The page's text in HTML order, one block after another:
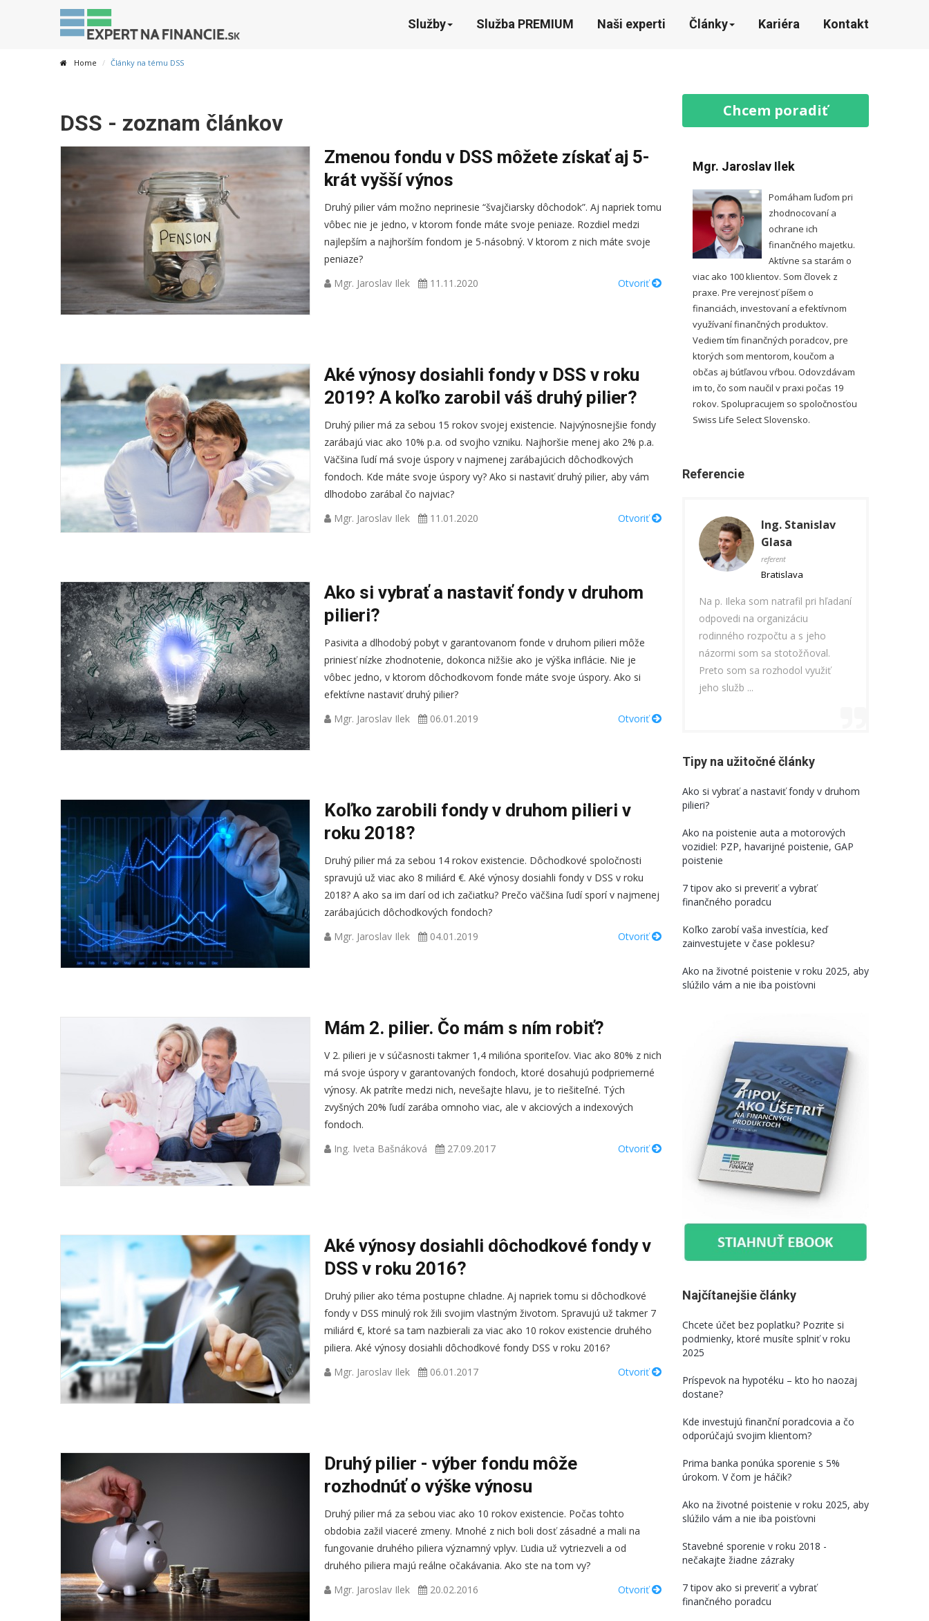
Služby Služba PREMIUM Naši experti Články Kariéra Kontakt
Home Články na tému DSS
DSS - zoznam článkov
Zmenou fondu v DSS môžete získať aj 5-
krát vyšší výnos
Druhý pilier vám možno neprinesie “švajčiarsky dôchodok”. Aj napriek tomu
vôbec nie je jedno, v ktorom fonde máte svoje peniaze. Rozdiel medzi
najlepším a najhorším fondom je 5-násobný. V ktorom z nich máte svoje
peniaze?
Mgr. Jaroslav Ilek
11.11.2020 Otvoriť
Aké výnosy dosiahli fondy v DSS v roku
2019? A koľko zarobil váš druhý pilier?
Druhý pilier má za sebou 15 rokov svojej existencie. Najvýnosnejšie fondy
zarábajú viac ako 10% p.a. od svojho vzniku. Najhoršie menej ako 2% p.a.
Väčšina ľudí má svoje úspory v najmenej zarábajúcich dôchodkových
fondoch. Kde máte svoje úspory vy? Ako si nastaviť druhý pilier, aby vám
dlhodobo zarábal čo najviac?
Mgr. Jaroslav Ilek
11.01.2020 Otvoriť
Ako si vybrať a nastaviť fondy v druhom
pilieri?
Pasivita a dlhodobý pobyt v garantovanom fonde v druhom pilieri môže
priniesť nízke zhodnotenie, dokonca nižšie ako je výška inflácie. Nie je
vôbec jedno, v ktorom dôchodkovom fonde máte svoje úspory. Ako si
efektívne nastaviť druhý pilier?
Mgr. Jaroslav Ilek
06.01.2019 Otvoriť
Koľko zarobili fondy v druhom pilieri v
roku 2018?
Druhý pilier má za sebou 14 rokov existencie. Dôchodkové spoločnosti
spravujú už viac ako 8 miliárd €. Aké výnosy dosiahli fondy v DSS v roku
2018? A ako sa im darí od ich začiatku? Prečo väčšina ľudí sporí v najmenej
zarábajúcich dôchodkových fondoch?
Mgr. Jaroslav Ilek
04.01.2019 Otvoriť
Mám 2. pilier. Čo mám s ním robiť?
V 2. pilieri je v súčasnosti takmer 1,4 milióna sporiteľov. Viac ako 80% z nich
má svoje úspory v garantovaných fondoch, ktoré dosahujú podpriemerné
výnosy. Ak patríte medzi nich, nevešajte hlavu, je to riešiteľné. Tých
zvyšných 20% ľudí zarába omnoho viac, ale v akciových a indexových
fondoch.
Ing. Iveta Bašnáková
27.09.2017 Otvoriť
Aké výnosy dosiahli dôchodkové fondy v
DSS v roku 2016?
Druhý pilier ako téma postupne chladne. Aj napriek tomu si dôchodkové
fondy v DSS minulý rok žili svojim vlastným životom. Spravujú už takmer 7
miliárd €, ktoré sa tam nazbierali za viac ako 10 rokov existencie druhého
piliera. Aké výnosy dosiahli dôchodkové fondy DSS v roku 2016?
Mgr. Jaroslav Ilek
06.01.2017 Otvoriť
Druhý pilier - výber fondu môže
rozhodnúť o výške výnosu
Druhý pilier má za sebou viac ako 10 rokov existencie. Počas tohto
obdobia zažil viaceré zmeny. Mnohé z nich boli dosť zásadné a mali na
fungovanie druhého piliera významný vplyv. Ľudia už vytriezveli a od
druhého piliera majú reálne očakávania. Ako ste na tom vy?
Mgr. Jaroslav Ilek
20.02.2016 Otvoriť
Chcem poradiť
Mgr. Jaroslav Ilek
Pomáham ľuďom pri
zhodnocovaní a
ochrane ich
finančného majetku.
Aktívne sa starám o
viac ako 100 klientov. Som človek z
praxe. Pre verejnosť píšem o
financiách, investovaní a efektívnom
využívaní finančných produktov.
Vediem tím finančných poradcov, pre
ktorých som mentorom, koučom a
občas aj bútľavou vŕbou. Odovzdávam
im to, čo som naučil v praxi počas 19
rokov. Spolupracujem so spoločnosťou
Swiss Life Select Slovensko.
Referencie
Ing. Stanislav
Na p. Ileka som natrafil pri hľadaní
rodinného rozpočtu a s jeho
názormi som sa stotožňoval.
Preto som sa rozhodol využiť
jeho služb ...
Ing. Marek
Filčák
revízny elektrikár
Košice
Potreboval som prehodnotiť
svoje doterajšie poistenia,
sporenia, rozloženie financií
doterajšie svoje rozhodnutia v
ekonomickej oblasti.
V časti som sa utv ...
Tipy na užitočné články
Ako si vybrať a nastaviť fondy v druhom
pilieri?
Ako na poistenie auta a motorových
vozidiel: PZP, havarijné poistenie, GAP
poistenie
7 tipov ako si preveriť a vybrať
finančného poradcu
Koľko zarobí vaša investícia, keď
zainvestujete v čase poklesu?
Ako na životné poistenie v roku 2025, aby
slúžilo vám a nie iba poisťovni
Najčítanejšie články
Chcete účet bez poplatku? Pozrite si
podmienky, ktoré musíte splniť v roku
2025
Príspevok na hypotéku – kto ho naozaj
dostane?
Kde investujú finanční poradcovia a čo
odporúčajú svojim klientom?
Prima banka ponúka sporenie s 5%
úrokom. V čom je háčik?
Ako na životné poistenie v roku 2025, aby
slúžilo vám a nie iba poisťovni
Stavebné sporenie v roku 2018 -
nečakajte žiadne zázraky
7 tipov ako si preveriť a vybrať
finančného poradcu